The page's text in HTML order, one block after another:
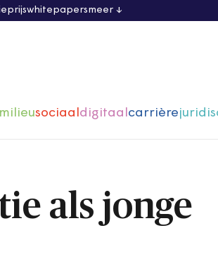
whitepapersmeer
sociaaldigitaalcarrière
als jonge